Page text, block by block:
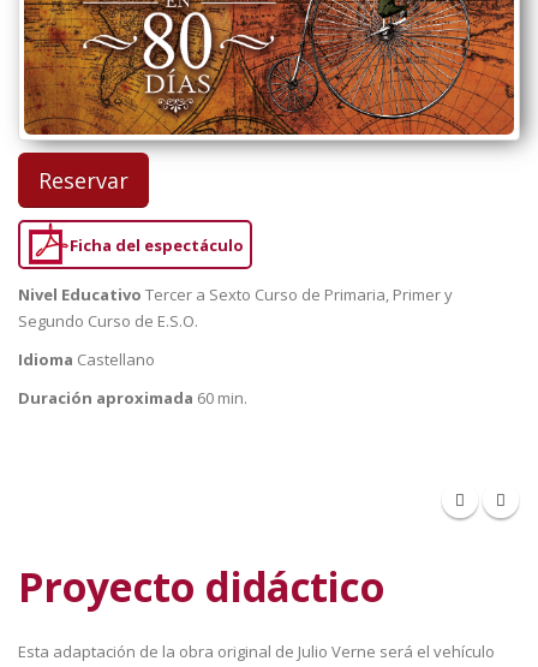
Reservar
Ficha del espectáculo
Nivel Educativo Tercer a Sexto Curso de Primaria, Primer y
Segundo Curso de E.S.O.
Idioma Castellano
Duración aproximada 60 min.
Proyecto didáctico
Esta adaptación de la obra original de Julio Verne será el vehículo